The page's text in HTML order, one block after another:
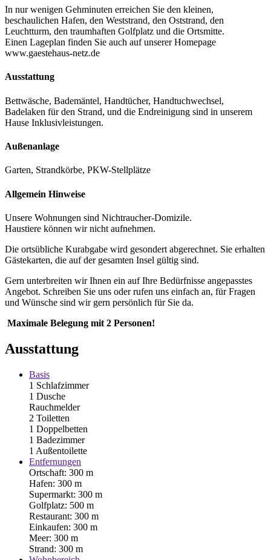
In nur wenigen Gehminuten erreichen Sie den kleinen,
beschaulichen Hafen, den Weststrand, den Oststrand, den
Leuchtturm, den traumhaften Golfplatz und die Ortsmitte.
Einen Lageplan finden Sie auch auf unserer Homepage
www.gaestehaus-netz.de
Ausstattung
Bettwäsche, Bademäntel, Handtücher, Handtuchwechsel,
Badelaken für den Strand, und die Endreinigung sind in unserem
Hause Inklusivleistungen.
Außenanlage
Garten, Strandkörbe, PKW-Stellplätze
Allgemein Hinweise
Unsere Wohnungen sind Nichtraucher-Domizile.
Haustiere können wir nicht aufnehmen.
Die ortsübliche Kurabgabe wird gesondert abgerechnet. Sie erhalten
Gästekarten, die auf der gesamten Insel gültig sind.
Gern unterbreiten wir Ihnen ein auf Ihre Bedürfnisse angepasstes
Angebot. Schreiben Sie uns oder rufen uns einfach an, für Fragen
und Wünsche sind wir gern persönlich für Sie da.
Maximale Belegung mit 2 Personen!
Ausstattung
Basis
1 Schlafzimmer
1 Dusche
Rauchmelder
2 Toiletten
1 Doppelbetten
1 Badezimmer
1 Außentoilette
Entfernungen
Ortschaft: 300 m
Hafen: 300 m
Supermarkt: 300 m
Golfplatz: 500 m
Restaurant: 300 m
Einkaufen: 300 m
Meer: 300 m
Strand: 300 m